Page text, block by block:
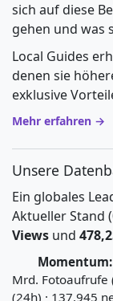
sich auf diese
gehen und was
Local Guides
denen sie
exklusive
Mehr erfahren →
Unsere
Ein globales
Aktueller Stand
Views und
Momentum:
Mrd. Fotoaufrufe
(24h) · 137.945